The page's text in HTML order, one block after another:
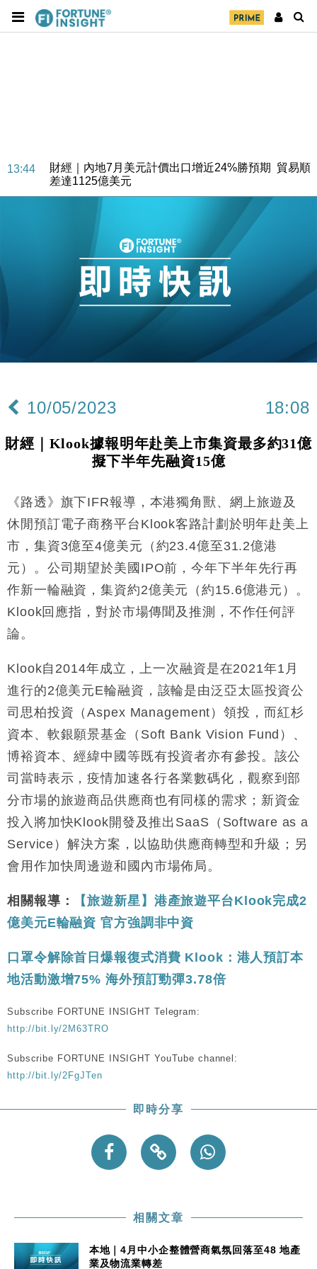
13:44
財經｜內地7月美元計價出口增近24%勝預期 貿易順
差達1125億美元
財經｜日本春季三度入市撐日圓 4月單日斥6.28萬億
日圓干預創新高
國際｜特朗普料美伊戰事快結束 承認部分彈藥庫存緊
財經｜SA售股自救後再出手 斥4億美元押注未上市公
11:30
財經｜精星香港夥菜鳥拓全球智慧倉儲市場 加快海外
地產｜大酒店中期轉賺2300萬元 斥21億翻新香港及
12:30
財經｜香港7月PMI回落至51 企業擴張放慢兼縮減人
11:40
財經｜黑石傳再籌逾360億美元 支援Anthropic租用
Google晶片
25%
13:44
財經｜內地7月美元計價出口增近24%勝預期 貿易順
日圓干預創新高
11:12
國際｜特朗普料美伊戰事快結束 承認部分彈藥庫存緊
張
15:59
11:30
財經｜精星香港夥菜鳥拓全球智慧倉儲市場 加快海外
市場落地
14:50
地產｜大酒店中期轉賺2300萬元 斥21億翻新香港及
東京半島
13:12
國際｜特朗普赴洛杉磯高球場活動前 男子攜槍彈被捕
12:30
財經｜香港7月PMI回落至51 企業擴張放慢兼縮減人
手
11:40
財經｜黑石傳再籌逾360億美元 支援Anthropic租用
Google晶片
10:57
財經｜美商務部擬擴大金屬關稅範圍 14類產品或加徵
25%
10/05/2023 18:08
財經｜Klook據報明年赴美上市集資最多約31億
擬下半年先融資15億
《路透》旗下IFR報導，本港獨角獸、網上旅遊及
休閒預訂電子商務平台Klook客路計劃於明年赴美上
市，集資3億至4億美元（約23.4億至31.2億港
元）。公司期望於美國IPO前，今年下半年先行再
作新一輪融資，集資約2億美元（約15.6億港元）。
Klook回應指，對於市場傳聞及推測，不作任何評
論。
Klook自2014年成立，上一次融資是在2021年1月
進行的2億美元E輪融資，該輪是由泛亞太區投資公
司思柏投資（Aspex Management）領投，而紅杉
資本、軟銀願景基金（Soft Bank Vision Fund）、
博裕資本、經緯中國等既有投資者亦有參投。該公
司當時表示，疫情加速各行各業數碼化，觀察到部
分市場的旅遊商品供應商也有同樣的需求；新資金
投入將加快Klook開發及推出SaaS（Software as a
Service）解決方案，以協助供應商轉型和升級；另
會用作加快周邊遊和國內市場佈局。
相關報導：
【旅遊新星】港產旅遊平台Klook完成2
億美元E輪融資 官方強調非中資
口罩令解除首日爆報復式消費 Klook：港人預訂本
地活動激增75% 海外預訂勁彈3.78倍
Subscribe FORTUNE INSIGHT Telegram:
http://bit.ly/2M63TRO
Subscribe FORTUNE INSIGHT YouTube channel:
http://bit.ly/2FgJTen
即時分享
相關文章
本地｜4月中小企整體營商氣氛回落至48 地產
業及物流業轉差